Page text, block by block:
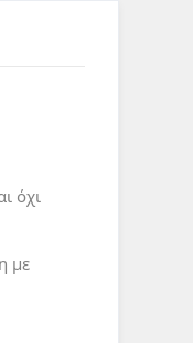
όχι
με